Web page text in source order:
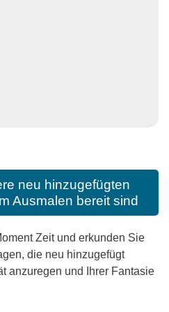
neu hinzugefügten
Ausmalen bereit sind
Zeit und erkunden Sie
die neu hinzugefügt
anzuregen und Ihrer Fantasie